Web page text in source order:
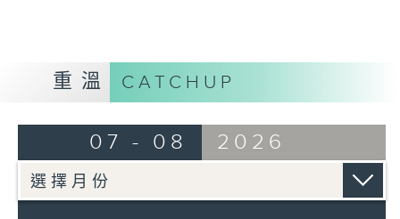
Reynaldo Hahn
days of harvesting)
Jeff Cohen (piano)
重溫 CATCHUP
07 - 08 2026